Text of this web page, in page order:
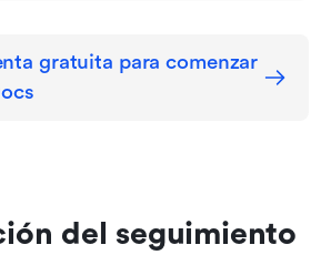
gratuita para comenzar
del seguimiento